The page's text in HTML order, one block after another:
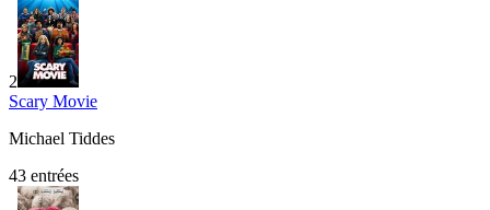
2
Scary Movie
Michael Tiddes
43 entrées